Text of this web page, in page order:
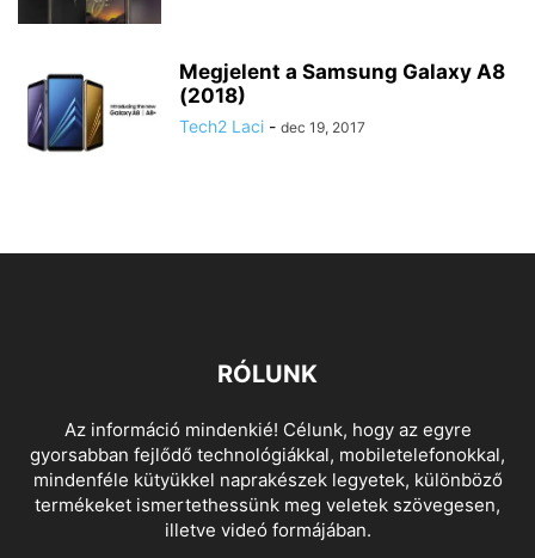
Megjelent a Samsung Galaxy A8
(2018)
Tech2 Laci - dec 19, 2017
RÓLUNK
Az információ mindenkié! Célunk, hogy az egyre
gyorsabban fejlődő technológiákkal, mobiletelefonokkal,
mindenféle kütyükkel naprakészek legyetek, különböző
termékeket ismertethessünk meg veletek szövegesen,
illetve videó formájában.